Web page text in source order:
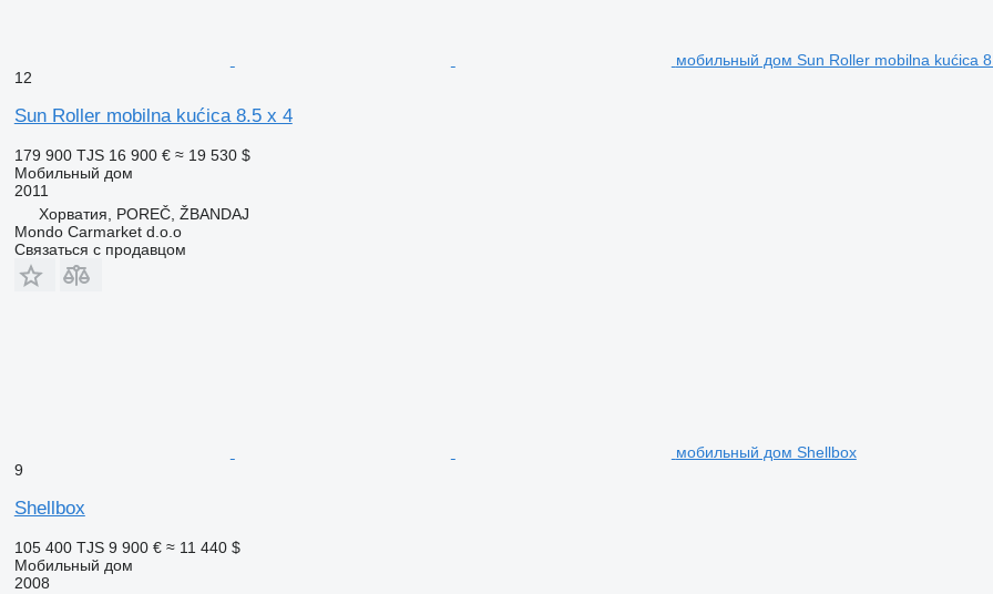
мобильный дом Sun Roller mobilna kućica
12
Sun Roller mobilna kućica 8.5 x 4
179 900 TJS 16 900 € ≈ 19 530 $
Мобильный дом
2011
Хорватия, POREČ, ŽBANDAJ
Mondo Carmarket d.o.o
Связаться с продавцом
мобильный дом Shellbox
9
Shellbox
105 400 TJS 9 900 € ≈ 11 440 $
Мобильный дом
2008